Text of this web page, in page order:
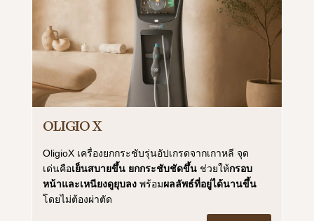
OLIGIO X
OligioX เครื่องยกกระชับรุ่นอัปเกรดจากเกาหลี จุด
เด่นคือเย็นสบายขึ้น ยกกระชับชัดขึ้นช่วยให้กรอบ
หน้าและเหนียงดูยุบลงพร้อมผลลัพธ์ที่อยู่ได้นานขึ้น
โดยไม่ต้องผ่าตัด